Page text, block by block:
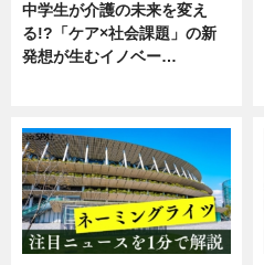
中学生が介護の未来を変え
る!?「ケア×社会課題」の新
発想が生むイノベー…